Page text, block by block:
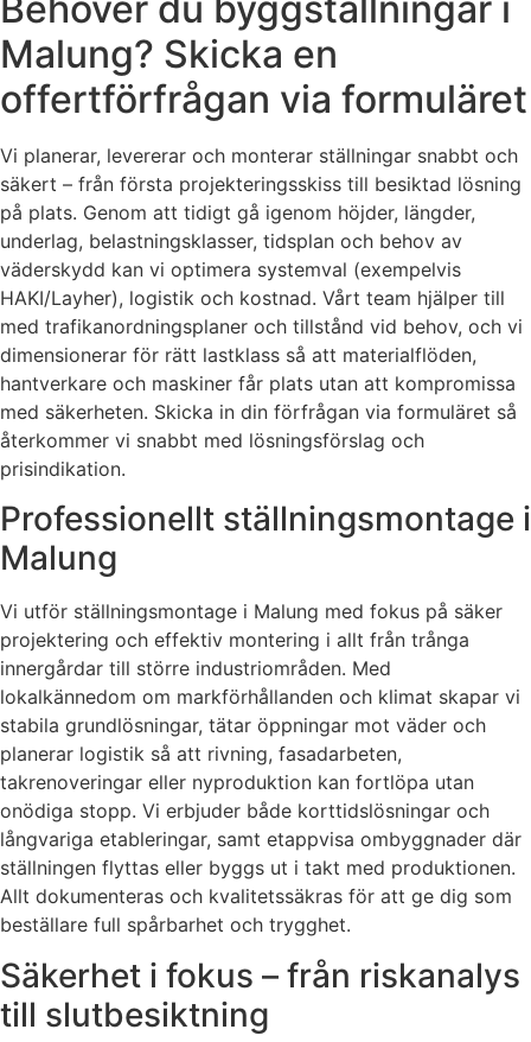
Malung? Skicka en
offertförfrågan via formuläret
Vi planerar, levererar och monterar ställningar snabbt och
säkert – från första projekteringsskiss till besiktad lösning
på plats. Genom att tidigt gå igenom höjder, längder,
underlag, belastningsklasser, tidsplan och behov av
väderskydd kan vi optimera systemval (exempelvis
HAKI/Layher), logistik och kostnad. Vårt team hjälper till
med trafikanordningsplaner och tillstånd vid behov, och vi
dimensionerar för rätt lastklass så att materialflöden,
hantverkare och maskiner får plats utan att kompromissa
med säkerheten. Skicka in din förfrågan via formuläret så
återkommer vi snabbt med lösningsförslag och
prisindikation.
Professionellt ställningsmontage i
Malung
Vi utför ställningsmontage i Malung med fokus på säker
projektering och effektiv montering i allt från trånga
innergårdar till större industriområden. Med
lokalkännedom om markförhållanden och klimat skapar vi
stabila grundlösningar, tätar öppningar mot väder och
planerar logistik så att rivning, fasadarbeten,
takrenoveringar eller nyproduktion kan fortlöpa utan
onödiga stopp. Vi erbjuder både korttidslösningar och
långvariga etableringar, samt etappvisa ombyggnader där
ställningen flyttas eller byggs ut i takt med produktionen.
Allt dokumenteras och kvalitetssäkras för att ge dig som
beställare full spårbarhet och trygghet.
Säkerhet i fokus – från riskanalys
till slutbesiktning